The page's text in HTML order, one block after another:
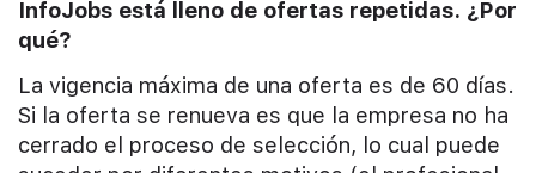
InfoJobs está lleno de ofertas repetidas. ¿Por
qué?
La vigencia máxima de una oferta es de 60 días.
Si la oferta se renueva es que la empresa no ha
cerrado el proceso de selección, lo cual puede